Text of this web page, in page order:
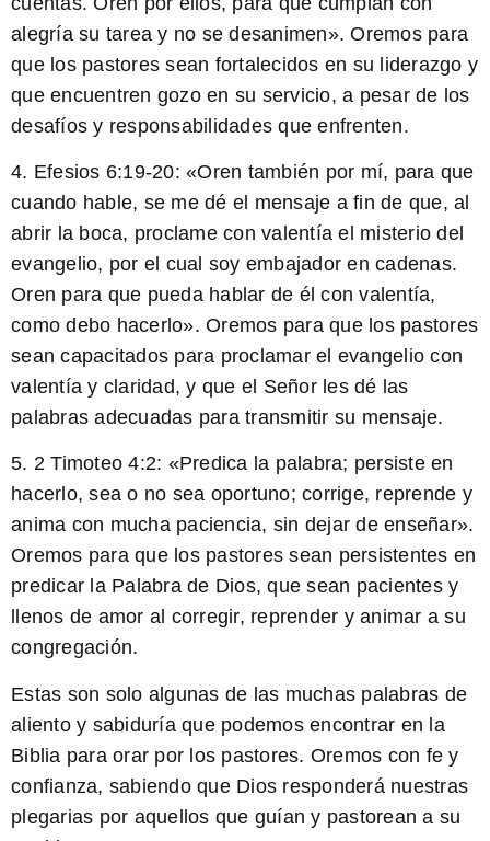
alegría su tarea y no se desanimen». Oremos para
que los pastores sean fortalecidos en su liderazgo y
que encuentren gozo en su servicio, a pesar de los
desafíos y responsabilidades que enfrenten.
4. Efesios 6:19-20: «Oren también por mí, para que
cuando hable, se me dé el mensaje a fin de que, al
abrir la boca, proclame con valentía el misterio del
evangelio, por el cual soy embajador en cadenas.
Oren para que pueda hablar de él con valentía,
como debo hacerlo». Oremos para que los pastores
sean capacitados para proclamar el evangelio con
valentía y claridad, y que el Señor les dé las
palabras adecuadas para transmitir su mensaje.
5. 2 Timoteo 4:2: «Predica la palabra; persiste en
hacerlo, sea o no sea oportuno; corrige, reprende y
anima con mucha paciencia, sin dejar de enseñar».
Oremos para que los pastores sean persistentes en
predicar la Palabra de Dios, que sean pacientes y
llenos de amor al corregir, reprender y animar a su
congregación.
Estas son solo algunas de las muchas palabras de
aliento y sabiduría que podemos encontrar en la
Biblia para orar por los pastores. Oremos con fe y
confianza, sabiendo que Dios responderá nuestras
plegarias por aquellos que guían y pastorean a su